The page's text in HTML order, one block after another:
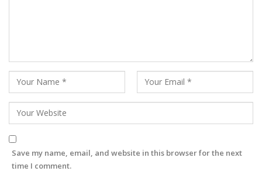
Save my name, email, and website in this browser for the next
time I comment.